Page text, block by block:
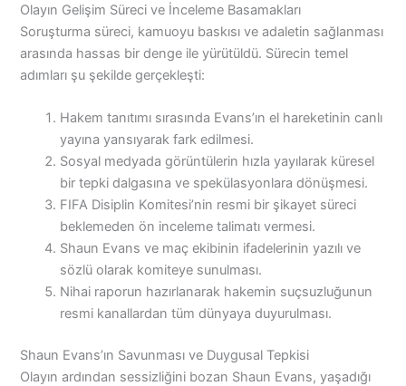
Olayın Gelişim Süreci ve İnceleme Basamakları
Soruşturma süreci, kamuoyu baskısı ve adaletin sağlanması
arasında hassas bir denge ile yürütüldü. Sürecin temel
adımları şu şekilde gerçekleşti:
Hakem tanıtımı sırasında Evans’ın el hareketinin canlı
yayına yansıyarak fark edilmesi.
Sosyal medyada görüntülerin hızla yayılarak küresel
bir tepki dalgasına ve spekülasyonlara dönüşmesi.
FIFA Disiplin Komitesi’nin resmi bir şikayet süreci
beklemeden ön inceleme talimatı vermesi.
Shaun Evans ve maç ekibinin ifadelerinin yazılı ve
sözlü olarak komiteye sunulması.
Nihai raporun hazırlanarak hakemin suçsuzluğunun
resmi kanallardan tüm dünyaya duyurulması.
Shaun Evans’ın Savunması ve Duygusal Tepkisi
Olayın ardından sessizliğini bozan Shaun Evans, yaşadığı